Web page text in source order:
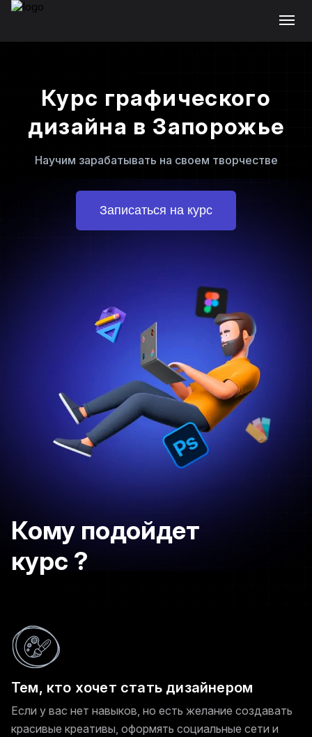
Курс графического
дизайна в Запорожье
Научим зарабатывать на своем творчестве
Записаться на курс
Кому подойдет
курс ?
Тем, кто хочет стать дизайнером
Если у вас нет навыков, но есть желание создавать
красивые креативы, оформять социальные сети и